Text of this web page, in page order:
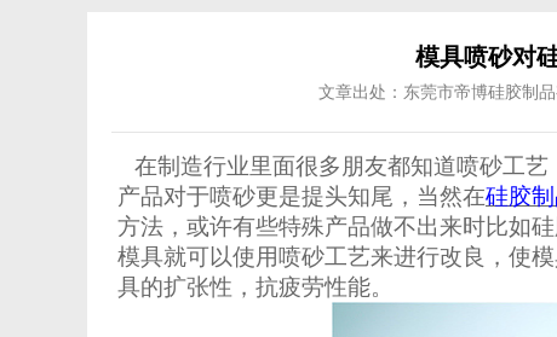
模具喷砂对
文章出处：东莞市帝博硅胶制品
在制造行业里面很多朋友都知道喷砂工
产品对于喷砂更是提头知尾，当然在硅胶
方法，或许有些特殊产品做不出来时比如
模具就可以使用喷砂工艺来进行改良，使
具的扩张性，抗疲劳性能。